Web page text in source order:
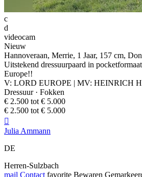
c
d
videocam
Nieuw
Hannoveraan, Merrie, 1 Jaar, 157 cm,
Uitstekend dressuurpaard in
Europe!!
V: LORD EUROPE | MV: HEINRICH
Dressuur · Fokken
€ 2.500 tot € 5.000
€ 2.500 tot € 5.000

Julia Ammann
DE
Herren-Sulzbach
mail Contact favorite Bewaren